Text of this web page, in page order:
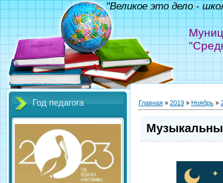
"Великое это дело -
Год педагога Главная » 2019 » Ноябрь »